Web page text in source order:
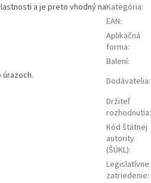
a je preto vhodný naKategória:
EAN:
Aplikačná
forma:
Balení:
Dodávatelia:
Držiteľ
rozhodnutia:
Kód štátnej
autority
(ŠÚKL):
Legislatívne
zatriedenie: